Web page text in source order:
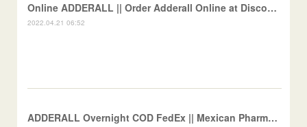
Online ADDERALL || Order Adderall Online at Discounted Price
2022.04.21 06:52
ADDERALL Overnight COD FedEx || Mexican Pharmacy